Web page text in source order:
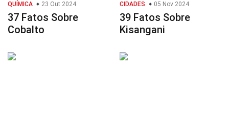
QUÍMICA 23 Out 2024
37 Fatos Sobre
Cobalto
CIDADES 05 Nov 2024
39 Fatos Sobre
Kisangani